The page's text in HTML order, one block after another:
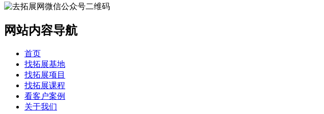
网站内容导航
首页
找拓展基地
找拓展项目
找拓展课程
看客户案例
关于我们